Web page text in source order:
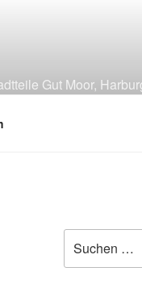
Gut Moor,
nach: